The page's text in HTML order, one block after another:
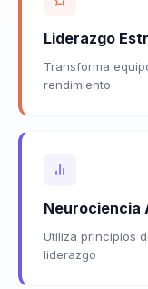
Liderazgo
Transforma
rendimiento
Neurociencia
Utiliza principios
liderazgo